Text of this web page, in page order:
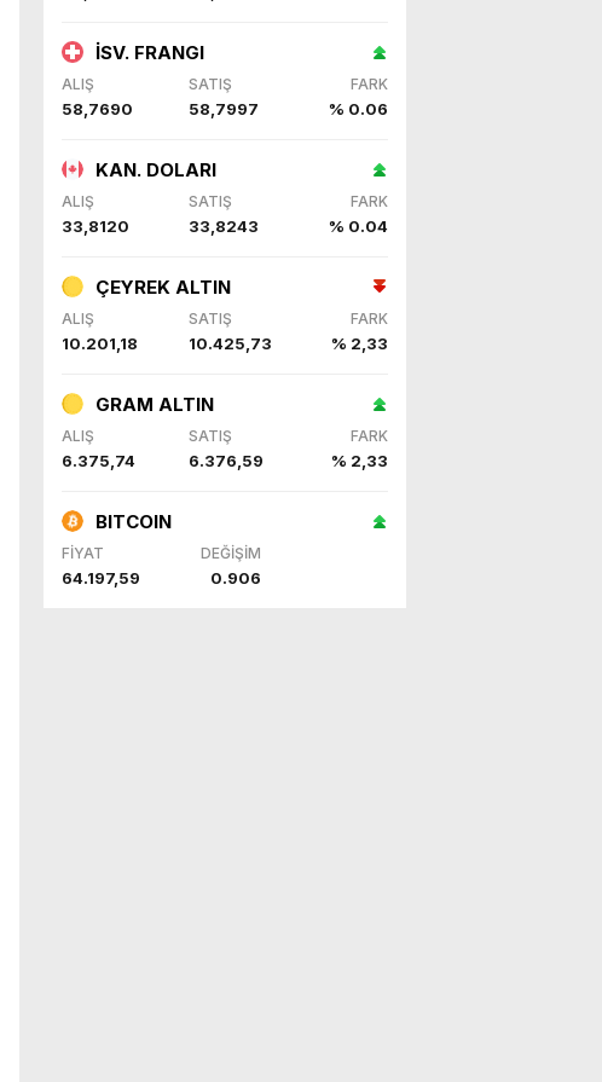
İSV. FRANGI
ALIŞ SATIŞ FARK
58,7690 58,7997 % 0.06
KAN. DOLARI
ALIŞ SATIŞ FARK
33,8120 33,8243 % 0.04
ÇEYREK ALTIN
ALIŞ SATIŞ FARK
10.201,18 10.425,73 % 2,33
GRAM ALTIN
ALIŞ SATIŞ FARK
6.375,74 6.376,59 % 2,33
BITCOIN
FİYAT DEĞİŞİM
64.197,59 0.906